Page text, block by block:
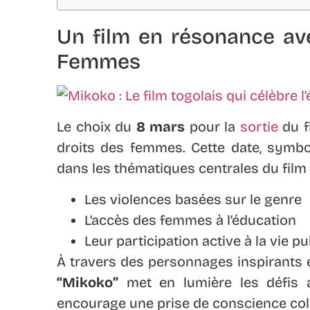
Un film en résonance
Femmes
Le choix du 8 mars pour la sortiedu
droits des femmes. Cette date,
dans les thématiques centrales du film
Les violences basées sur le genre
L’accès des femmes à l’éducation
Leur participation active à la vie
À travers des personnages inspirants
“Mikoko” met en lumière les défis
encourage une prise de conscience